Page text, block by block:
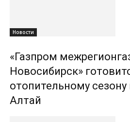
Новости
«Газпром
Новосибирск»
отопительному сезону
Алтай